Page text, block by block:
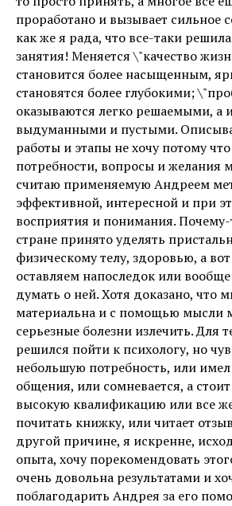
проработано и вызывает сильное
как же я рада, что все-таки
занятия! Меняется \"качество
становится более насыщенным,
становятся более глубокими;
оказываются легко решаемыми, а
выдуманными и пустыми.
работы и этапы не хочу потому
потребности, вопросы и желания
считаю применяемую Андреем
эффективной, интересной и при
восприятия и понимания.
стране принято уделять
физическому телу, здоровью, а
оставляем напоследок или
думать о ней. Хотя доказано, что
материальна и с помощью мысли
серьезные болезни излечить. Для
решился пойти к психологу, но
небольшую потребность, или
общения, или сомневается, а
высокую квалификацию или все
почитать книжку, или читает
другой причине, я искренне,
опыта, хочу порекомендовать
очень довольна результатами и
поблагодарить Андрея за его